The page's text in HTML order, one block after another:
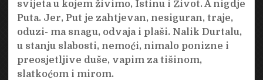
svijeta u kojem živimo, Istinu i Život. A nigdje
Puta. Jer, Put je zahtjevan, nesiguran, traje,
oduzi- ma snagu, odvaja i plaši. Nalik Durtalu,
u stanju slabosti, nemoći, nimalo ponizne i
preosjetljive duše, vapim za tišinom,
slatkoćom i mirom.